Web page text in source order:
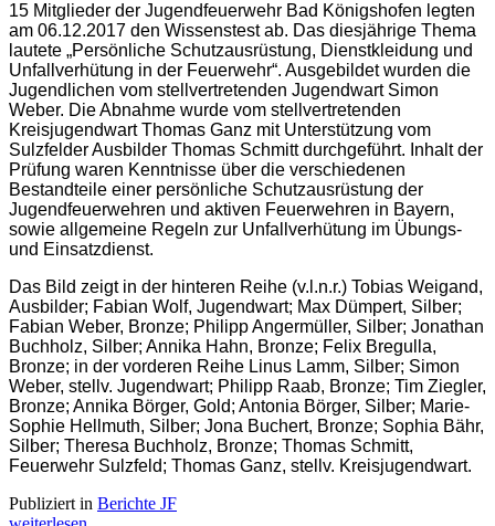
15 Mitglieder der Jugendfeuerwehr Bad Königshofen legten
am 06.12.2017 den Wissenstest ab. Das diesjährige Thema
lautete „Persönliche Schutzausrüstung, Dienstkleidung und
Unfallverhütung in der Feuerwehr“. Ausgebildet wurden die
Jugendlichen vom stellvertretenden Jugendwart Simon
Weber. Die Abnahme wurde vom stellvertretenden
Kreisjugendwart Thomas Ganz mit Unterstützung vom
Sulzfelder Ausbilder Thomas Schmitt durchgeführt. Inhalt der
Prüfung waren Kenntnisse über die verschiedenen
Bestandteile einer persönliche Schutzausrüstung der
Jugendfeuerwehren und aktiven Feuerwehren in Bayern,
sowie allgemeine Regeln zur Unfallverhütung im Übungs-
und Einsatzdienst.
Das Bild zeigt in der hinteren Reihe (v.l.n.r.) Tobias Weigand,
Ausbilder; Fabian Wolf, Jugendwart; Max Dümpert, Silber;
Fabian Weber, Bronze; Philipp Angermüller, Silber; Jonathan
Buchholz, Silber; Annika Hahn, Bronze; Felix Bregulla,
Bronze; in der vorderen Reihe Linus Lamm, Silber; Simon
Weber, stellv. Jugendwart; Philipp Raab, Bronze; Tim Ziegler,
Bronze; Annika Börger, Gold; Antonia Börger, Silber; Marie-
Sophie Hellmuth, Silber; Jona Buchert, Bronze; Sophia Bähr,
Silber; Theresa Buchholz, Bronze; Thomas Schmitt,
Feuerwehr Sulzfeld; Thomas Ganz, stellv. Kreisjugendwart.
Publiziert in Berichte JF